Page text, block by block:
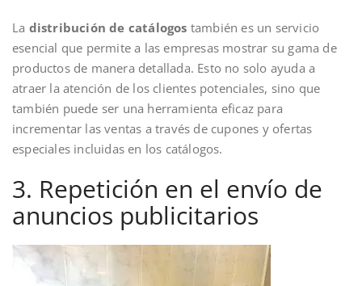
La distribución de catálogos también es un servicio
esencial que permite a las empresas mostrar su gama de
productos de manera detallada. Esto no solo ayuda a
atraer la atención de los clientes potenciales, sino que
también puede ser una herramienta eficaz para
incrementar las ventas a través de cupones y ofertas
especiales incluidas en los catálogos.
3. Repetición en el envío de
anuncios publicitarios